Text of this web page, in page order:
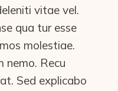
vitae vel.
qua tur esse
molestiae.
nemo. Recu
Sed explicabo